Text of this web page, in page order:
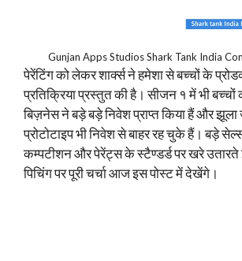
Gunjan Apps Studios Shark Tank India
पेरेंटिंग को लेकर शार्क्स ने हमेशा से बच्चों के
प्रतिक्रिया प्रस्तुत की है। सीजन १ में भी
बिज़नेस ने बड़े बड़े निवेश प्राप्त किया हैं और
प्रोटोटाइप भी निवेश से बाहर रह चुके हैं। बड़े
कम्पटीशन और पेरेंट्स के स्टैण्डर्ड पर खरे उतारते
पिचिंग पर पूरी चर्चा आज इस पोस्ट में देखेंगे।